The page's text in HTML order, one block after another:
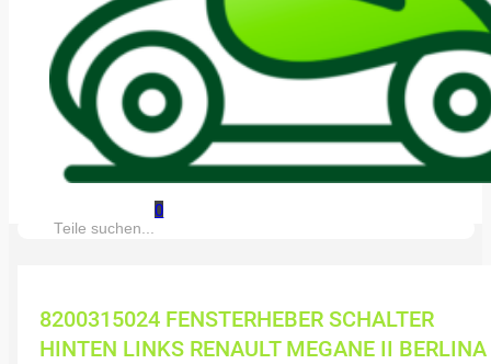
0
Suche:
8200315024 FENSTERHEBER SCHALTER
HINTEN LINKS RENAULT MEGANE II BERLINA